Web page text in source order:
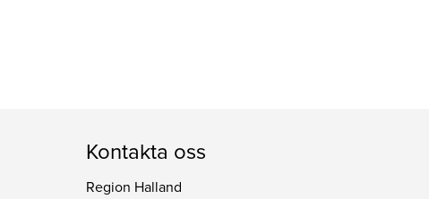
Kontakta oss
Region Halland